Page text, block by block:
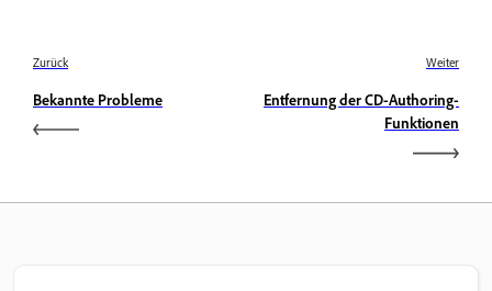
Zurück
Bekannte Probleme
Weiter
Entfernung der CD-Authoring-
Funktionen